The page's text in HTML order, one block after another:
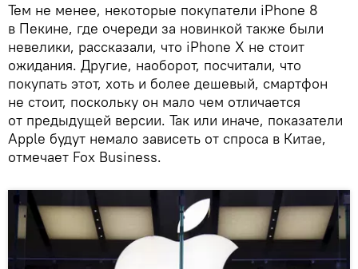
Тем не менее, некоторые покупатели iPhone 8
в Пекине, где очереди за новинкой также были
невелики, рассказали, что iPhone Х не стоит
ожидания. Другие, наоборот, посчитали, что
покупать этот, хоть и более дешевый, смартфон
не стоит, поскольку он мало чем отличается
от предыдущей версии. Так или иначе, показатели
Apple будут немало зависеть от спроса в Китае,
отмечает Fox Business.